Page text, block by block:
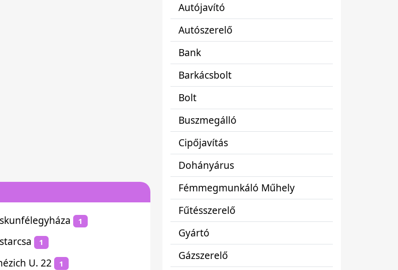
1
1
U. 22 1
Autójavító
Autószerelő
Bank
Barkácsbolt
Bolt
Buszmegálló
Cipőjavítás
Dohányárus
Fémmegmunkáló Műhely
Fűtésszerelő
Gyártó
Gázszerelő